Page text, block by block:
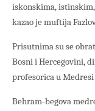
iskonskima,
kazao je muftija
Prisutnima su se
Bosni i Hercegovini,
profesorica u
Behram-begova